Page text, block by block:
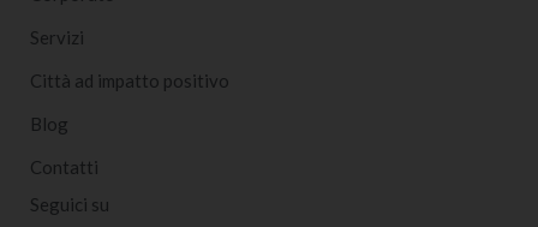
Servizi
Città ad impatto positivo
Blog
Contatti
Seguici su